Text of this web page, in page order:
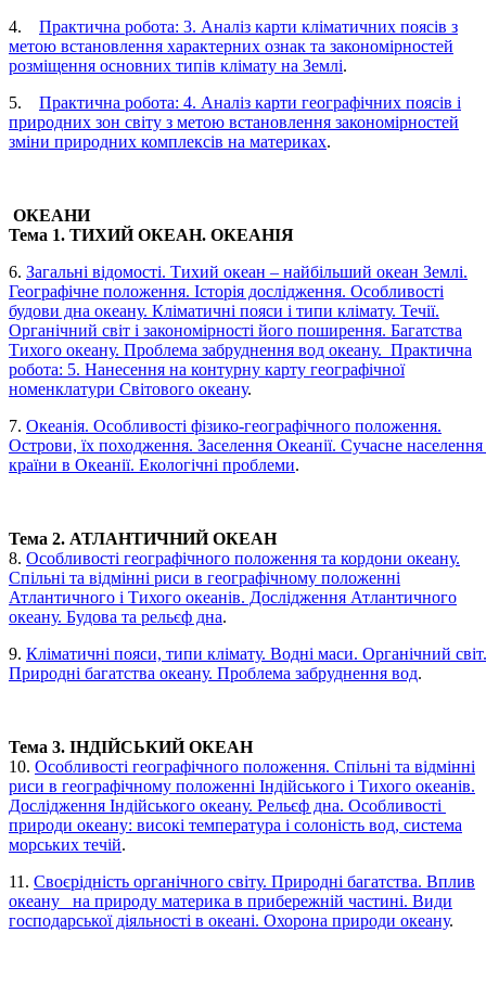
4. Практична робота: 3. Аналіз карти кліматичних поясів з
метою встановлення характерних ознак та закономірностей
розміщення основних типів клімату на Землі.
5. Практична робота: 4. Аналіз карти географічних поясів і
природних зон світу з метою встановлення закономірностей
зміни природних комплексів на материках.
ОКЕАНИ
Тема 1. ТИХИЙ ОКЕАН. ОКЕАНІЯ
6. Загальні відомості. Тихий океан – найбільший океан Землі.
Географічне положення. Історія дослідження. Особливості
будови дна океану. Кліматичні пояси і типи клімату. Течії.
Органічний світ і закономірності його поширення. Багатства
Тихого океану. Проблема забруднення вод океану. Практична
робота: 5. Нанесення на контурну карту географічної
номенклатури Світового океану.
7. Океанія. Особливості фізико-географічного положення.
Острови, їх походження. Заселення Океанії. Сучасне населення
країни в Океанії. Екологічні проблеми.
Тема 2. АТЛАНТИЧНИЙ ОКЕАН
8. Особливості географічного положення та кордони океану.
Спільні та відмінні риси в географічному положенні
Атлантичного і Тихого океанів. Дослідження Атлантичного
океану. Будова та рельєф дна.
9. Кліматичні пояси, типи клімату. Водні маси. Органічний світ.
Природні багатства океану. Проблема забруднення вод.
Тема 3. ІНДІЙСЬКИЙ ОКЕАН
10. Особливості географічного положення. Спільні та відмінні
риси в географічному положенні Індійського і Тихого океанів.
Дослідження Індійського океану. Рельєф дна. Особливості
природи океану: високі температура і солоність вод, система
морських течій.
11. Своєрідність органічного світу. Природні багатства. Вплив
океану на природу материка в прибережній частині. Види
господарської діяльності в океані. Охорона природи океану.